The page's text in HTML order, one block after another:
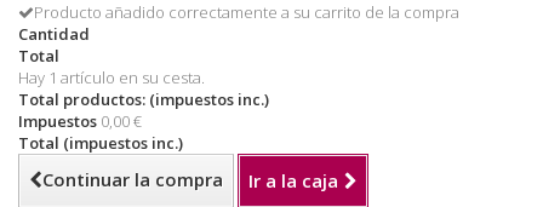
Producto añadido correctamente a su carrito de la compra
Cantidad
Total
Hay 1 artículo en su cesta.
Total productos: (impuestos inc.)
Impuestos 0,00 €
Total (impuestos inc.)
Continuar la compra Ir a la caja